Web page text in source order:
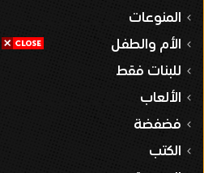
المنوعات
الأم والطفل
للبنات فقط
الألعاب
فضفضة
الكتب